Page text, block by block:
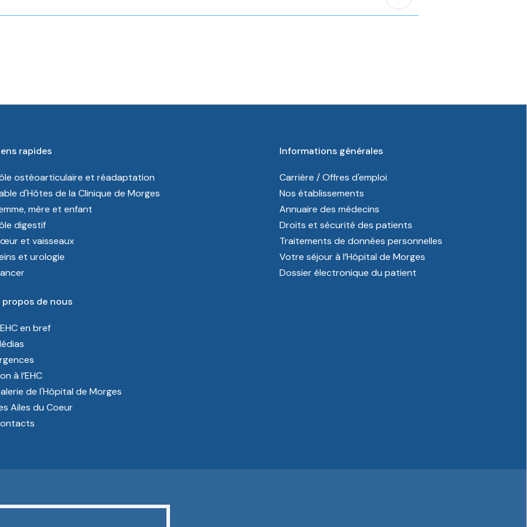
rapides
ostéoarticulaire et réadaptation
d'Hôtes de la Clinique de Morges
mère et enfant
digestif
et vaisseaux
et urologie
Informations générales
Carrière / Offres d'emploi
Nos établissements
Annuaire des médecins
Droits et sécurité des patients
Traitements de données personnelles
Votre séjour à l’Hôpital de Morges
Dossier électronique du patient
propos de nous
en bref
à l’EHC
de l'Hôpital de Morges
Ailes du Coeur